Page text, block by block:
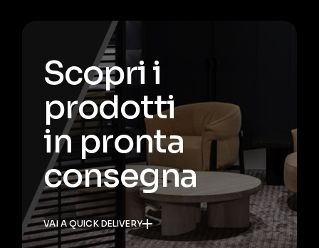
Scopri i
prodotti
in pronta
consegna
VAI A QUICK DELIVERY